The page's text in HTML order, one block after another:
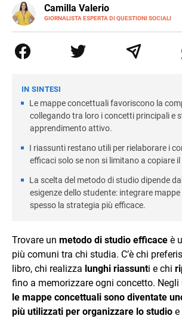
Camilla Valerio
GIORNALISTA ESPERTA DI QUESTIONI SOCIALI
E-
MAIL
LINKEDIN
FACEBOOK
della Comunicazione. Negli anni ho
passione per la scrittura e la
Le mappe concettuali favoriscono la
collegando tra loro i concetti principali e
apprendimento attivo.
I riassunti restano utili per rielaborare i
efficaci solo se non si limitano a copiare
La scelta del metodo di studio dipende
esigenze dello studente: integrare
spesso la strategia più efficace.
Trovare un metodo di studio efficace è
più comuni tra chi studia. C’è chi
libro, chi realizza lunghi riassunti e chi
fino a memorizzare ogni concetto. Negli
le mappe concettuali sono diventate
più utilizzati per organizzare lo studio e